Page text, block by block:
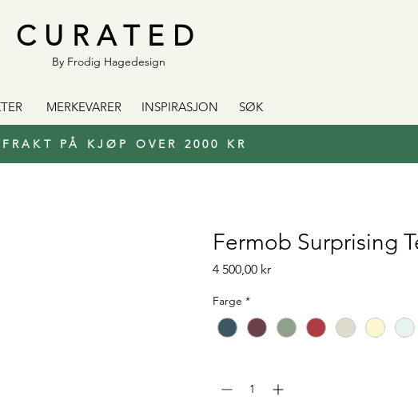
CURATED
By Frodig Hagedesign
MERKEVARER INSPIRASJON SØK
PÅ KJØP OVER 2000 KR
Fermob Surprising
4 500,00 krPris
Farge *